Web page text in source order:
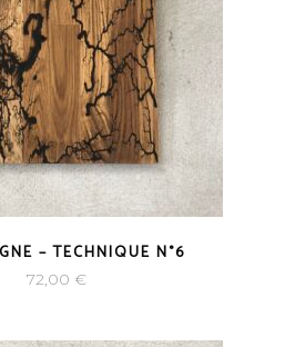
– TECHNIQUE N°6
72,00 €